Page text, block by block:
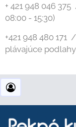
+ 421 948 046
08:00 - 15:30)
+421 948 480
plávajúce podlahy